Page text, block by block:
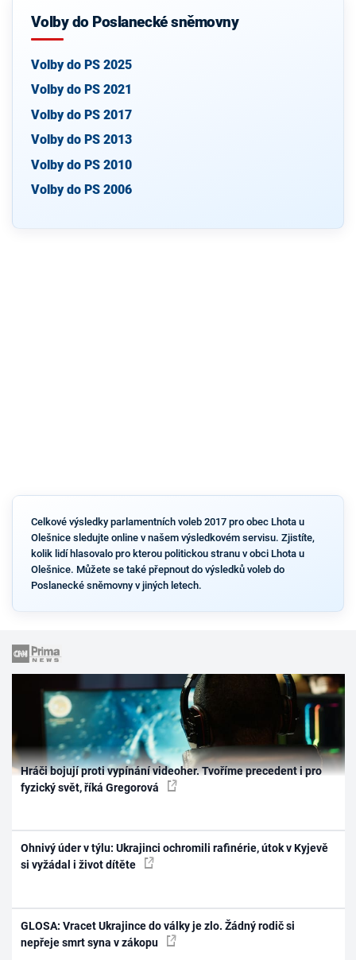
Volby do Poslanecké sněmovny
Volby do PS 2025
Volby do PS 2021
Volby do PS 2017
Volby do PS 2013
Volby do PS 2010
Volby do PS 2006
Celkové výsledky parlamentních voleb 2017 pro obec Lhota u
Olešnice sledujte online v našem výsledkovém servisu. Zjistíte,
kolik lidí hlasovalo pro kterou politickou stranu v obci Lhota u
Olešnice. Můžete se také přepnout do výsledků voleb do
Poslanecké sněmovny v jiných letech.
Hráči bojují proti vypínání videoher. Tvoříme precedent i pro
fyzický svět, říká Gregorová
Ohnivý úder v týlu: Ukrajinci ochromili rafinérie, útok v Kyjevě
si vyžádal i život dítěte
GLOSA: Vracet Ukrajince do války je zlo. Žádný rodič si
nepřeje smrt syna v zákopu